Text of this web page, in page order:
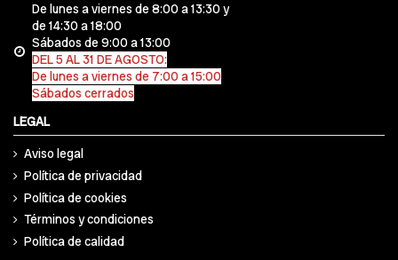
De lunes a viernes de 8:00 a 13:30 y
de 14:30 a 18:00
Sábados de 9:00 a 13:00
DEL 5 AL 31 DE AGOSTO:
De lunes a viernes de 7:00 a 15:00
Sábados cerrados
LEGAL
Aviso legal
Política de privacidad
Política de cookies
Términos y condiciones
Política de calidad